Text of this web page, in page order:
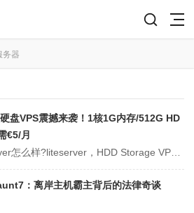
务器
盘VPS震撼来袭！1核1G内存/512G HD
€5/月
：离岸主机霸主背后的法律奇谈